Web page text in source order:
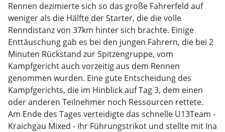
Rennen dezimierte sich so das große Fahrerfeld auf
weniger als die Hälfte der Starter, die die volle
Renndistanz von 37km hinter sich brachte. Einige
Enttäuschung gab es bei den jungen Fahrern, die bei 2
Minuten Rückstand zur Spitzengruppe, vom
Kampfgericht auch vorzeitig aus dem Rennen
genommen wurden. Eine gute Entscheidung des
Kampfgerichts, die im Hinblick auf Tag 3, dem einen
oder anderen Teilnehmer noch Ressourcen rettete.
Am Ende des Tages verteidigte das schnelle U13Team -
Kraichgau Mixed - ihr Führungstrikot und stellte mit Ina